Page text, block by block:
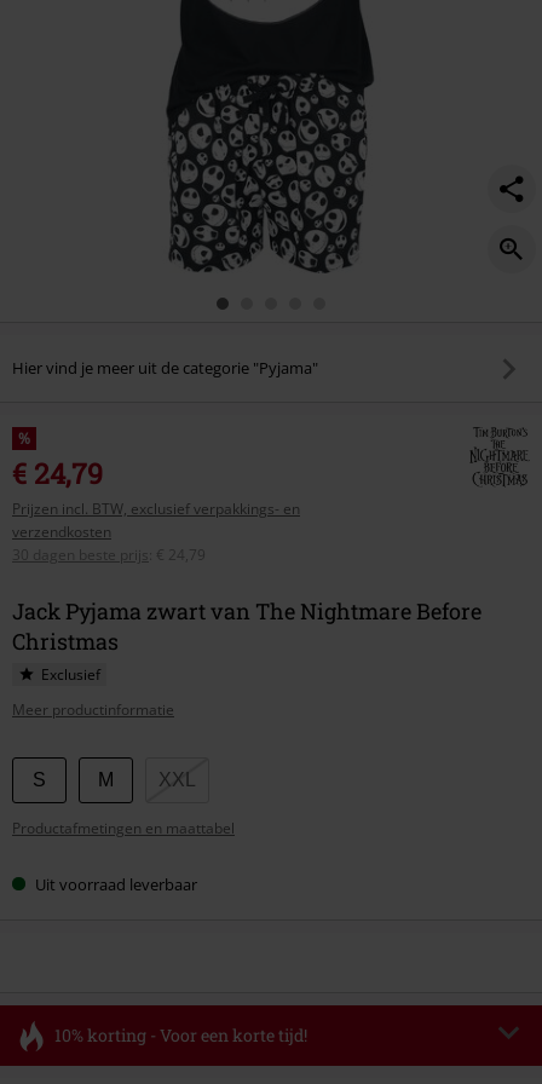
Hier vind je meer uit de categorie "Pyjama"
%
€ 24,79
Prijzen incl. BTW, exclusief verpakkings- en
verzendkosten
30 dagen beste prijs
€ 24,79
Jack Pyjama zwart van The Nightmare Before
Christmas
Exclusief
Meer productinformatie
Kies
je
maat
S M XXL
Productafmetingen en maattabel
Uit voorraad leverbaar
10% korting - Voor een korte tijd!